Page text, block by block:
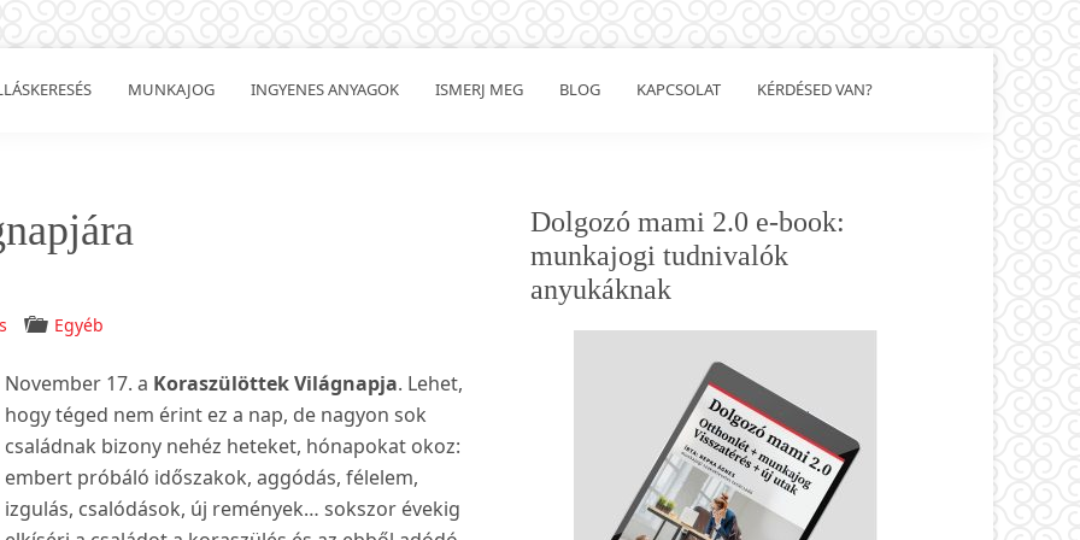
MUNKAJOG INGYENES ANYAGOK ISMERJ MEG BLOG KAPCSOLAT KÉRDÉSED VAN?
Egyéb
November 17. a Koraszülöttek Világnapja. Lehet,
hogy téged nem érint ez a nap, de nagyon sok
családnak bizony nehéz heteket, hónapokat okoz:
embert próbáló időszakok, aggódás, félelem,
izgulás, csalódások, új remények… sokszor évekig
Elsődleges
oldalsáv
Dolgozó mami 2.0 e-book:
munkajogi tudnivalók
anyukáknak